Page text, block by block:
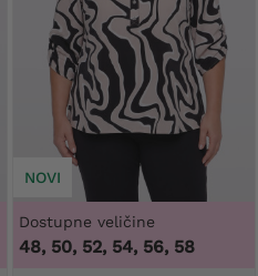
NOVI
Dostupne veličine
48, 50, 52, 54, 56, 58